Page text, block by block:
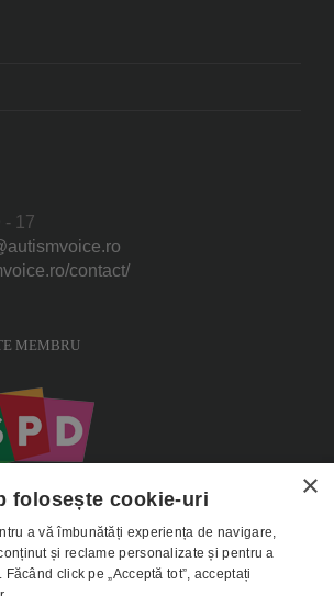
- 17
contact/
MEMBRU
×
folosește cookie-uri
a vă îmbunătăți experiența de navigare,
și reclame personalizate și pentru a
click pe „Acceptă tot”, acceptați